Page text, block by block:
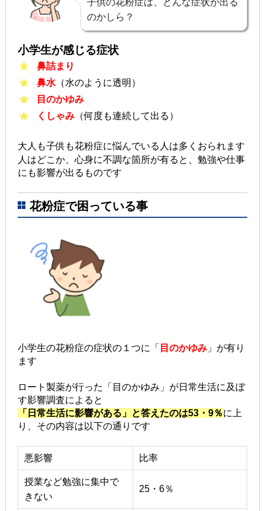
子供の花粉症は、どんな症状が出る
のかしら？
小学生が感じる症状
鼻詰まり
鼻水（水のように透明）
目のかゆみ
くしゃみ（何度も連続して出る）
大人も子供も花粉症に悩んでいる人は多くおられます
人はどこか、心身に不調な箇所が有ると、勉強や仕事
にも影響が出るものです
花粉症で困っている事
小学生の花粉症の症状の１つに「 目のかゆみ」が有り
ます
ロート製薬が行った「目のかゆみ」が日常生活に及ぼ
す影響調査によると
「日常生活に影響がある」と答えたのは53・9％に上
り、その内容は以下の通りです
悪影響 比率
授業など勉強に集中で
きない
25・6％